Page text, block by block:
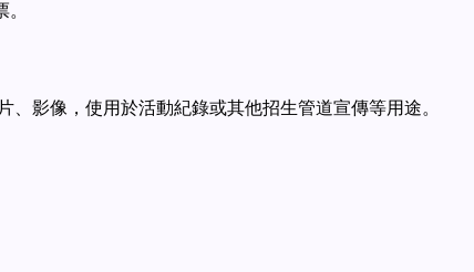
影像，使用於活動紀錄或其他招生管道宣傳等用途。